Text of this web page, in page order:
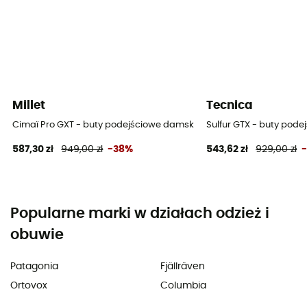
Millet
Cimaï Pro GXT - buty podejściowe damskie
587,30 zł 949,00 zł -38%
Tecnica
Sulfur GTX - buty
543,62 zł 929,00 zł -
Popularne marki w działach odzież i
obuwie
Patagonia
Ortovox
Fjällräven
Columbia